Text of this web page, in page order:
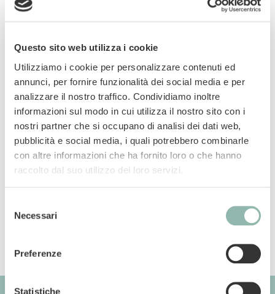
Questo sito web utilizza i cookie
Utilizziamo i cookie per personalizzare contenuti ed
annunci, per fornire funzionalità dei social media e per
analizzare il nostro traffico. Condividiamo inoltre
informazioni sul modo in cui utilizza il nostro sito con i
nostri partner che si occupano di analisi dei dati web,
pubblicità e social media, i quali potrebbero combinarle
con altre informazioni che ha fornito loro o che hanno
raccolto dal suo utilizzo dei loro servizi.
delNecessari
Preferenze
Statistiche
Impugnatura anti-scivolo Speciale per peli
lunghi
Manuali
Codice articolo: 57536BVL